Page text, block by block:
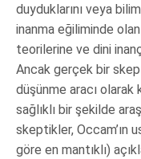
duyduklarını veya
inanma eğiliminde
teorilerine ve dini
Ancak gerçek bir
düşünme aracı olarak
sağlıklı bir şekilde
skeptikler, Occam’ın
göre en mantıklı)